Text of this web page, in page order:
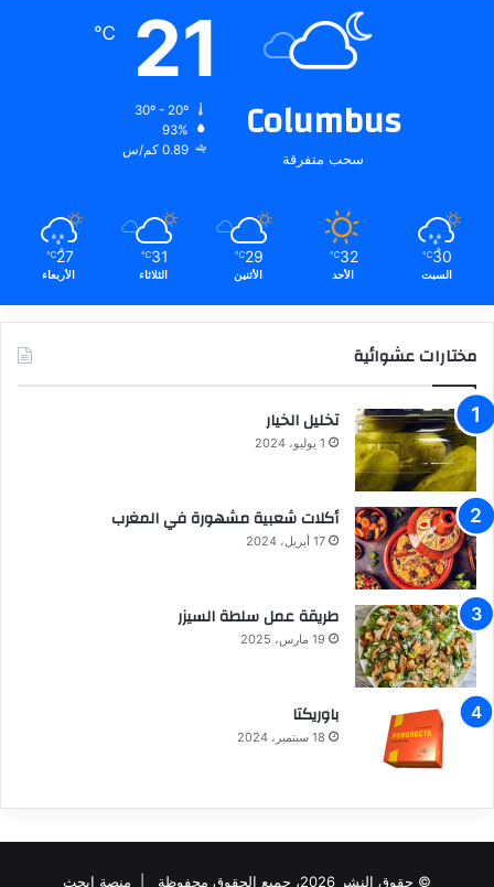
Columbus
سحب متفرقة
21
℃
93%
0.89 كم/س
30
℃
السبت
32
℃
الأحد
29
℃
الأثنين
31
℃
الثلاثاء
27
℃
الأربعاء
مختارات عشوائية
تخليل الخيار
1 يوليو، 2024
أكلات شعبية مشهورة في المغرب
17 أبريل، 2024
طريقة عمل سلطة السيزر
19 مارس، 2025
باوريكتا
18 سبتمبر، 2024
© حقوق النشر 2026، جميع الحقوق محفوظة | منصة ابحث